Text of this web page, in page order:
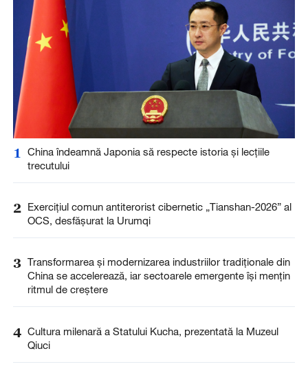
1
China îndeamnă Japonia să respecte istoria și lecțiile
trecutului
2 Exercițiul comun antiterorist cibernetic „Tianshan-2026” al
OCS, desfășurat la Urumqi
3 Transformarea și modernizarea industriilor tradiționale din
China se accelerează, iar sectoarele emergente își mențin
ritmul de creștere
4 Cultura milenară a Statului Kucha, prezentată la Muzeul
Qiuci